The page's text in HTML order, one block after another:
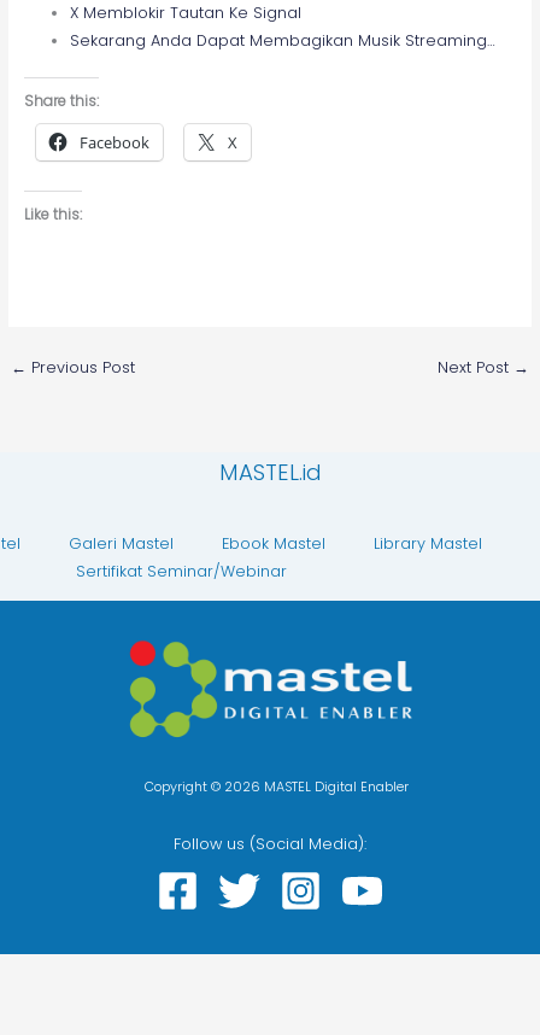
X Memblokir Tautan Ke Signal
Sekarang Anda Dapat Membagikan Musik Streaming…
Share this:
Facebook X
Like this:
← Previous Post Next Post →
MASTEL.id
Galeri Mastel Ebook Mastel
Library Mastel
Sertifikat Seminar/Webinar
Copyright © 2026 MASTEL Digital Enabler
Follow us (Social Media):